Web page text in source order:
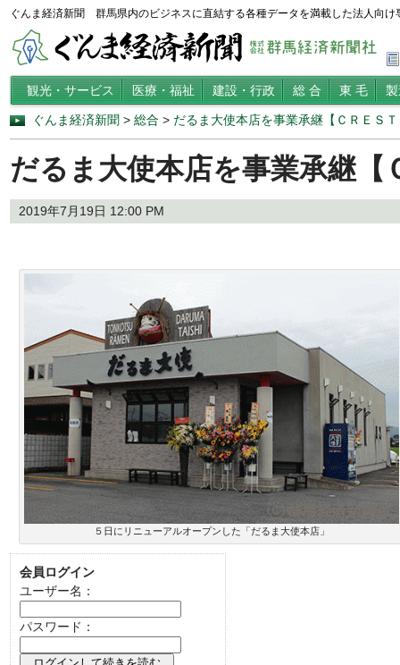
ぐんま経済新聞 群馬県内のビジネスに直結する各種データを満載した法人向け
観光・サービス 医療・福祉 建設・行政 総 合 東 毛
ぐんま経済新聞 > 総合 > だるま大使本店を事業承継【ＣＲＥＳ
だるま大使本店を事業承継【
2019年7月19日 12:00 PM
５日にリニューアルオープンした「だるま大使本店」
会員ログイン
ユーザー名：
パスワード：